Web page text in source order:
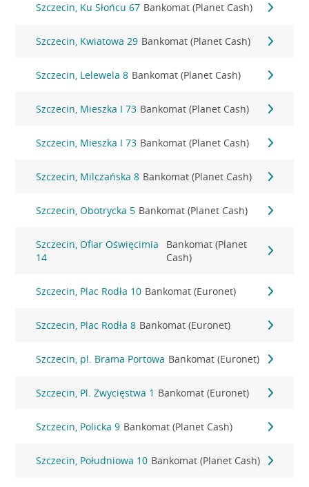
Szczecin, Ku Słońcu 67 Bankomat (Planet Cash)
Szczecin, Kwiatowa 29 Bankomat (Planet Cash)
Szczecin, Lelewela 8 Bankomat (Planet Cash)
Szczecin, Mieszka I 73 Bankomat (Planet Cash)
Szczecin, Mieszka I 73 Bankomat (Planet Cash)
Szczecin, Milczańska 8 Bankomat (Planet Cash)
Szczecin, Obotrycka 5 Bankomat (Planet Cash)
Szczecin, Ofiar Oświęcimia
14
Bankomat (Planet
Cash)
Szczecin, Plac Rodła 10 Bankomat (Euronet)
Szczecin, Plac Rodła 8 Bankomat (Euronet)
Szczecin, pl. Brama Portowa Bankomat (Euronet)
Szczecin, Pl. Zwycięstwa 1 Bankomat (Euronet)
Szczecin, Policka 9 Bankomat (Planet Cash)
Szczecin, Południowa 10 Bankomat (Planet Cash)